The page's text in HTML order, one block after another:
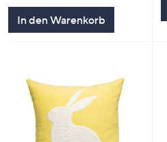
In den Warenkorb